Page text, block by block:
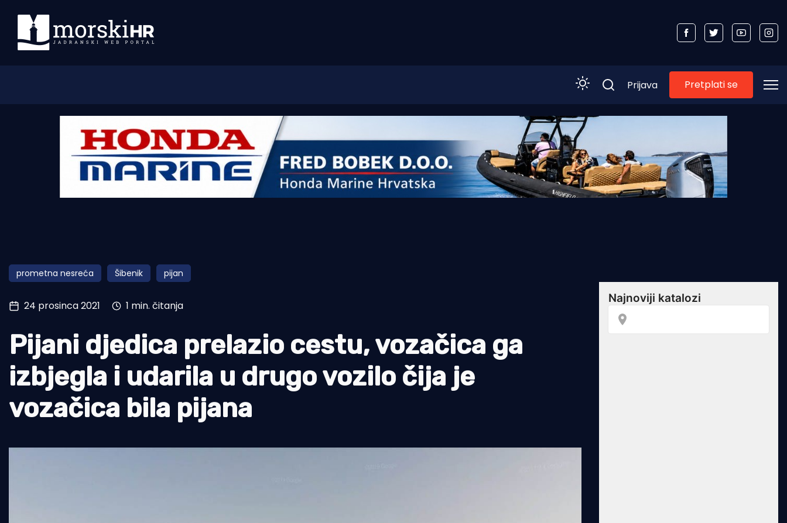
Morski plus
Pomorstvo
Ribolov
Tradicija i kultura
Prijava Pretplati se
prometna nesreća Šibenik pijan
24 prosinca 2021 1 min. čitanja
Pijani djedica prelazio cestu, vozačica ga
izbjegla i udarila u drugo vozilo čija je
vozačica bila pijana